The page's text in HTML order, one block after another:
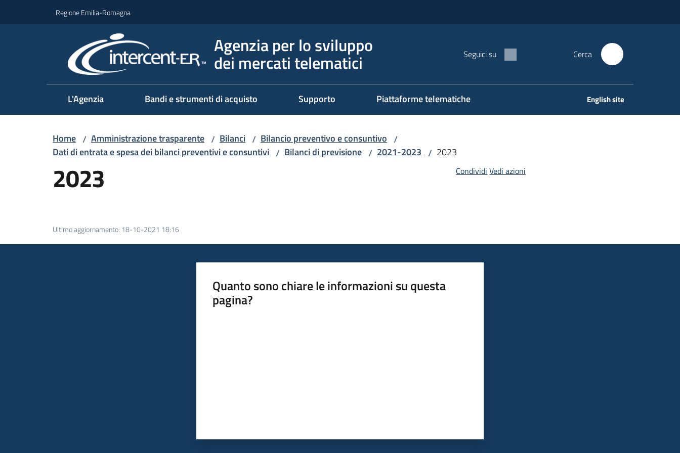
Regione Emilia-Romagna
Agenzia per lo sviluppo
dei mercati telematici Seguici su Cerca
L'Agenzia Bandi e strumenti di acquisto Supporto Piattaforme telematiche English site
Home / Amministrazione trasparente / Bilanci / Bilancio preventivo e consuntivo /
Dati di entrata e spesa dei bilanci preventivi e consuntivi / Bilanci di previsione / 2021-2023 / 2023
2023 Condividi Vedi azioni
Ultimo aggiornamento: 18-10-2021 18:16
Quanto sono chiare le informazioni su questa
pagina?